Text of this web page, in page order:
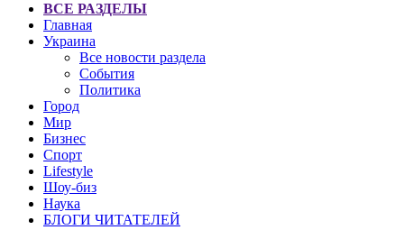
ВСЕ РАЗДЕЛЫ
Главная
Украина
Все новости раздела
События
Политика
Город
Мир
Бизнес
Спорт
Lifestyle
Шоу-биз
Наука
БЛОГИ ЧИТАТЕЛЕЙ